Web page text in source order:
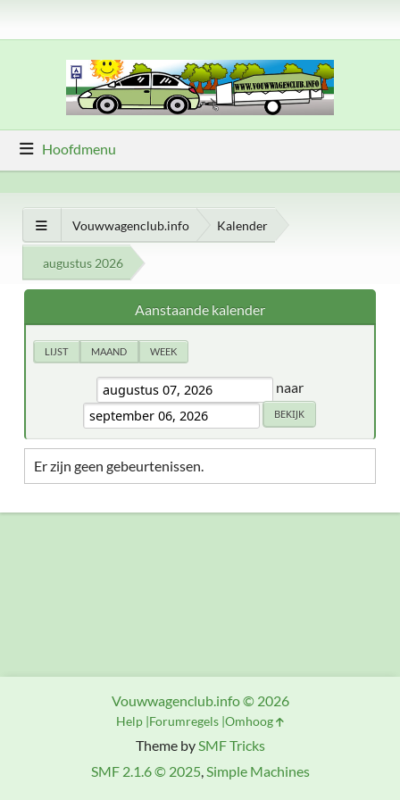
Hoofdmenu
Vouwwagenclub.info Kalender
augustus 2026
Aanstaande kalender
LIJST MAAND WEEK
naar
Er zijn geen gebeurtenissen.
Theme bySMF Tricks
SMF 2.1.6 © 2025,Simple Machines
Vouwwagenclub.info © 2026
Help Forumregels Omhoog